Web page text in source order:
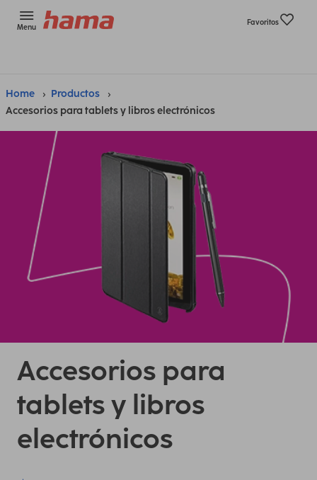
Menu
Favoritos
Home
Productos
Accesorios para tablets y libros electrónicos
Accesorios para
tablets y libros
electrónicos